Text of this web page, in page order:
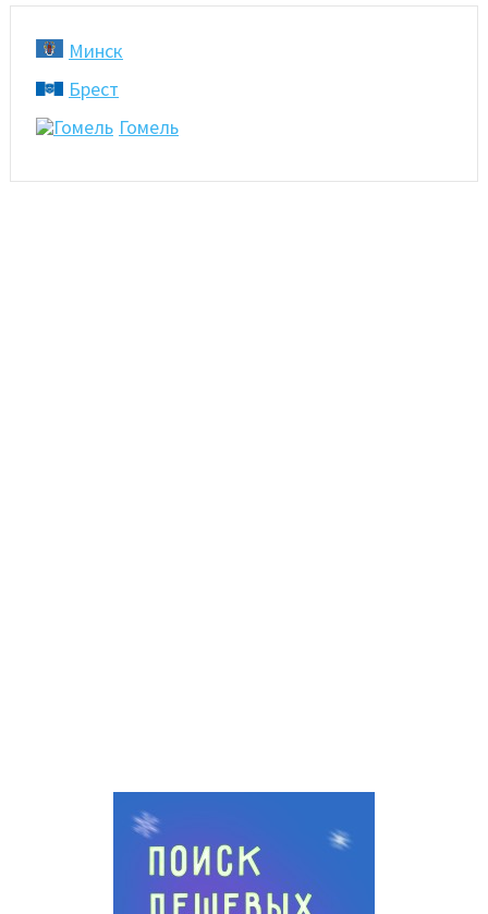
Минск
Брест
Гомель